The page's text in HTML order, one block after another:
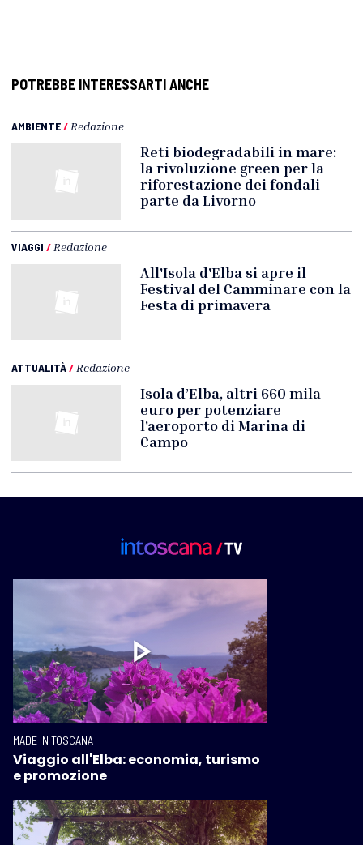
POTREBBE INTERESSARTI ANCHE
AMBIENTE/Redazione
Reti biodegradabili in mare:
la rivoluzione green per la
riforestazione dei fondali
parte da Livorno
VIAGGI /Redazione
All'Isola d'Elba si apre il
Festival del Camminare con la
Festa di primavera
ATTUALITÀ/Redazione
Isola d’Elba, altri 660 mila
euro per potenziare
l'aeroporto di Marina di
Campo
MADE IN TOSCANA
Viaggio all'Elba: economia, turismo
e promozione